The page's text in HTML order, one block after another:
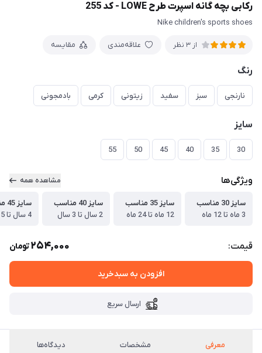
رکابی بچه گانه اسپرت طرح LOWE - کد 255
Nike children's sports shoes
از 3 نظر علاقه‌مندی مقایسه
رنگ
نارنجی سبز سفید زیتونی کرمی بادمجونی
سایز
30
35
40
45
50
55
ویژگی‌ها مشاهده همه
سایز 30 مناسب
3 ماه تا 12 ماه
سایز 35 مناسب
12 ماه تا 24 ماه
سایز 40 مناسب
2 سال تا 3 سال
سایز 45 مناسب
4 سال تا 5 سال
قیمت: 254,000تومان
افزودن به سبدخرید
ارسال سریع
معرفی مشخصات دیدگاه‌ها